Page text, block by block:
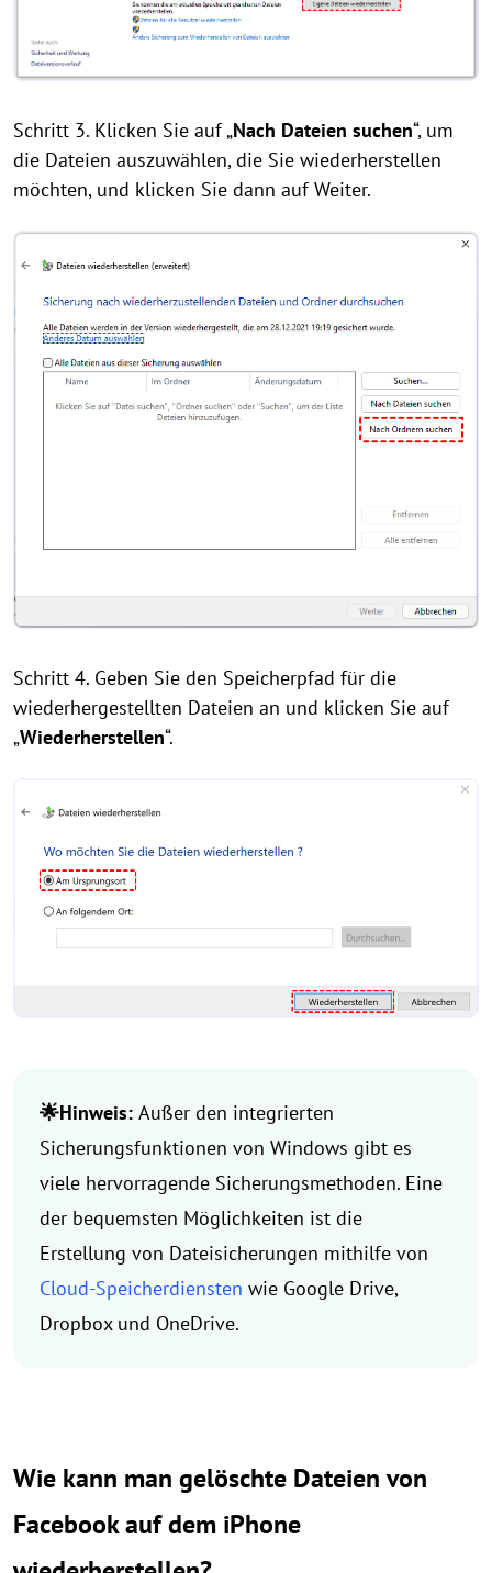
Schritt 3. Klicken Sie auf „Nach Dateien suchen“, um
die Dateien auszuwählen, die Sie wiederherstellen
möchten, und klicken Sie dann auf Weiter.
Schritt 4. Geben Sie den Speicherpfad für die
wiederhergestellten Dateien an und klicken Sie auf
„Wiederherstellen“.
🌟Hinweis: Außer den integrierten
Sicherungsfunktionen von Windows gibt es
viele hervorragende Sicherungsmethoden. Eine
der bequemsten Möglichkeiten ist die
Erstellung von Dateisicherungen mithilfe von
Cloud-Speicherdiensten wie Google Drive,
Dropbox und OneDrive.
Wie kann man gelöschte Dateien von
Facebook auf dem iPhone